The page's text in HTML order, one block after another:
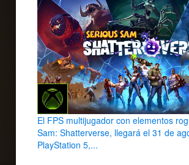
El FPS multijugador con elementos
Sam: Shatterverse, llegará el 31 de
PlayStation 5,...